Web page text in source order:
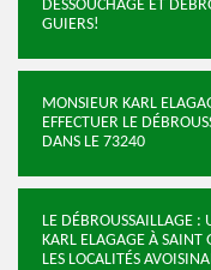
DESSOUCHAGE ET
GUIERS!
MONSIEUR KARL
EFFECTUER LE
DANS LE 73240
LE DÉBROUSSAILLAGE :
KARL ELAGAGE À SAINT
LES LOCALITÉS